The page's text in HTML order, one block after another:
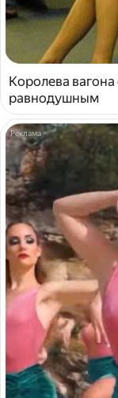
Королева
равнодушным